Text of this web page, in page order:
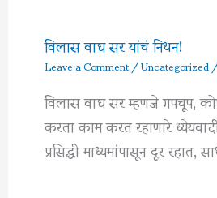
विलास वाघ सर यांचं निधन!
Leave a Comment/Uncategorized
विलास वाघ सर म्हणजे गपचूप,
करता काम करत रहाणारे
प्रसिद्धी माध्यमांपासून दूर रहात,